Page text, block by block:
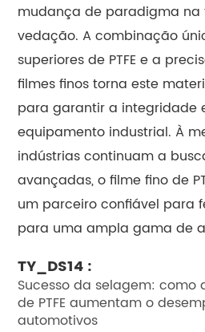
mudança de paradigma na
vedação. A combinação
superiores de PTFE e a
filmes finos torna este
para garantir a integridade
equipamento industrial. À
indústrias continuam a
avançadas, o filme fino de
um parceiro confiável para
para uma ampla gama de
TY_DS14 :
Sucesso da selagem: como
de PTFE aumentam o
automotivos